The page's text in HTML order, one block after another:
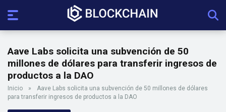
Aave Labs solicita una subvención de 50
millones de dólares para transferir ingresos de
productos a la DAO
Inicio »
Aave Labs solicita una subvención de 50 millones de dólares
para transferir ingresos de productos a la DAO